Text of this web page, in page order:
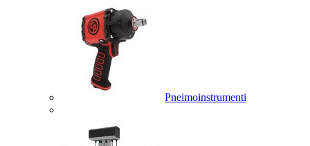
Pneimoinstrumenti